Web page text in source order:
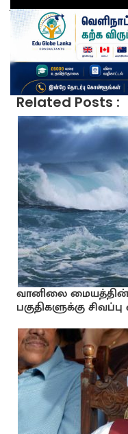
Related Posts :
வானிலை மையத்தின்
பகுதிகளுக்கு